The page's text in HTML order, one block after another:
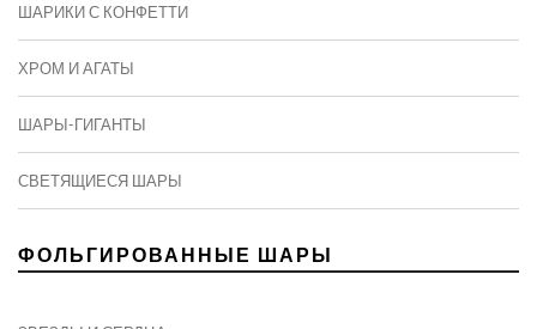
ШАРИКИ С КОНФЕТТИ
ХРОМ И АГАТЫ
ШАРЫ-ГИГАНТЫ
СВЕТЯЩИЕСЯ ШАРЫ
ФОЛЬГИРОВАННЫЕ ШАРЫ